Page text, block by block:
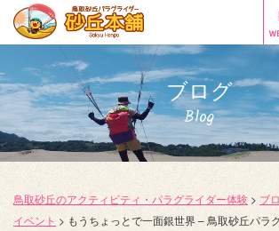
ブログ
Blog
鳥取砂丘のアクティビティ・パラグライダー体験 > ブ
イベント > もうちょっとで一面銀世界 – 鳥取砂丘パラ